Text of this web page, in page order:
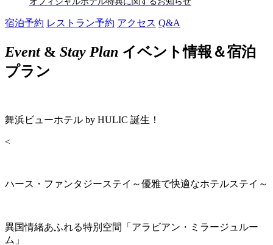
宿泊予約 レストラン予約 アクセス Q&A
Event& Stay Plan イベント情報＆宿泊
プラン
舞浜ビューホテル by HULIC 誕生！
<
ハース・ファンタジーステイ～優雅で快適なホテルステイ～
異国情緒あふれる特別空間「アラビアン・ミラージュルー
ム」